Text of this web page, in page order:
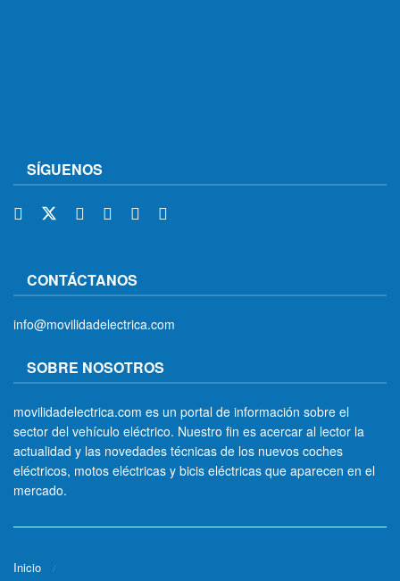
SÍGUENOS
CONTÁCTANOS
info@movilidadelectrica.com
SOBRE NOSOTROS
movilidadelectrica.com es un portal de información sobre el
sector del vehículo eléctrico. Nuestro fin es acercar al lector la
actualidad y las novedades técnicas de los nuevos coches
eléctricos, motos eléctricas y bicis eléctricas que aparecen en el
mercado.
Inicio